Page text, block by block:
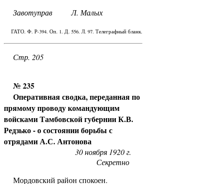
Завотуправ Л. Малых
ГАТО. Ф. Р-394. Оп. 1. Д. 556. Л. 97. Телеграфный бланк.
Стр. 205
№ 235
Оперативная сводка, переданная по
прямому проводу командующим
войсками Тамбовской губернии К.В.
Редзько - о состоянии борьбы с
отрядами А.С. Антонова
30 ноября 1920 г.
Секретно
Мордовский район спокоен.